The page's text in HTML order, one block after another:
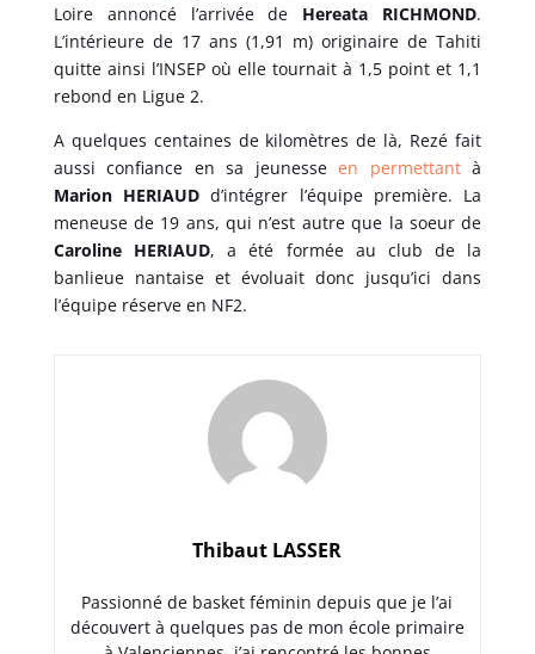
Loire annoncé l’arrivée de Hereata RICHMOND.
L’intérieure de 17 ans (1,91 m) originaire de Tahiti
quitte ainsi l’INSEP où elle tournait à 1,5 point et 1,1
rebond en Ligue 2.
A quelques centaines de kilomètres de là, Rezé fait
aussi confiance en sa jeunesseen permettantà
Marion HERIAUD d’intégrer l’équipe première. La
meneuse de 19 ans, qui n’est autre que la soeur de
Caroline HERIAUD, a été formée au club de la
banlieue nantaise et évoluait donc jusqu’ici dans
l’équipe réserve en NF2.
Thibaut LASSER
Passionné de basket féminin depuis que je l’ai
découvert à quelques pas de mon école primaire